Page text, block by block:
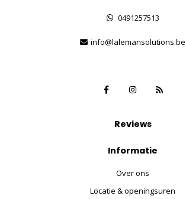
0491257513
info@lalemansolutions.be
Reviews
Informatie
Over ons
Locatie & openingsuren